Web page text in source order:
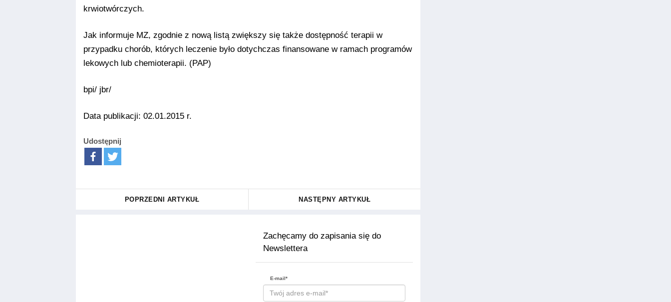
krwiotwórczych.
Jak informuje MZ, zgodnie z nową listą zwiększy się także dostępność terapii w
przypadku chorób, których leczenie było dotychczas finansowane w ramach programów
lekowych lub chemioterapii. (PAP)
bpi/ jbr/
Data publikacji: 02.01.2015 r.
Udostępnij
POPRZEDNI ARTYKUŁ NASTĘPNY ARTYKUŁ
Zachęcamy do zapisania się do
Newslettera
E-mail*